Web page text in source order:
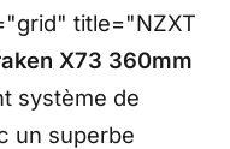
title="NZXT
X73 360mm
système de
un superbe